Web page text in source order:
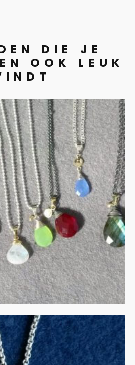
DIE JE
OOK LEUK
peervormige
135.00
WINKELMAND